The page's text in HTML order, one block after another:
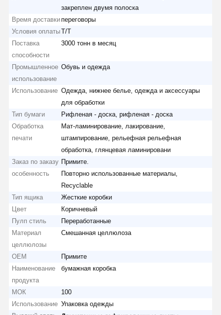
закреплен двумя полоска
Время доставки переговоры
Условия оплатыT/T
Поставка
способности
3000 тонн в месяц
Промышленное
использование
Обувь и одежда
Использование Одежда, нижнее белье, одежда и аксессуары
для обработки
Тип бумаги
Рифленая - доска, рифленая - доска
Обработка
печати
Мат-ламинирование, лакирование,
штампирование, рельефная рельефная
обработка, глянцевая ламинировани
Заказ по заказу Примите.
особенность
Повторно использованные материалы,
Recyclable
Тип ящика
Жесткие коробки
Цвет
Коричневый
Пулп стиль
Переработанные
Материал
целлюлозы
Смешанная целлюлоза
OEM
Примите
Наименование
продукта
бумажная коробка
МОК
100
Использование Упаковка одежды